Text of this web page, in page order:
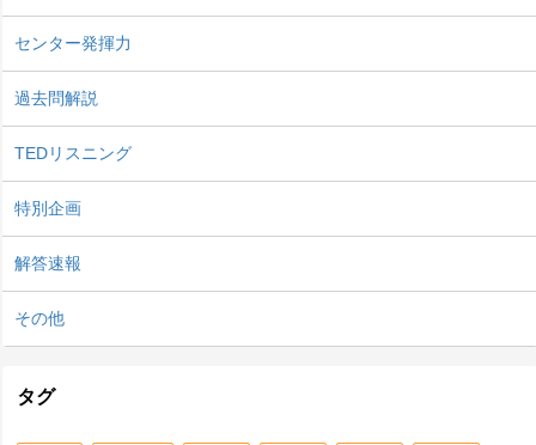
センター発揮力
過去問解説
TEDリスニング
特別企画
解答速報
その他
タグ